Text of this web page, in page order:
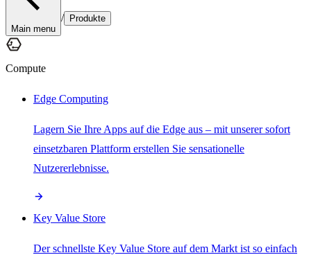
Main menu
/ Produkte
Compute
Edge Computing
Lagern Sie Ihre Apps auf die Edge aus – mit unserer sofort
einsetzbaren Plattform erstellen Sie sensationelle
Nutzererlebnisse.
Key Value Store
Der schnellste Key Value Store auf dem Markt ist so einfach